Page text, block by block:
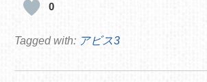
0
Tagged with: アビス3